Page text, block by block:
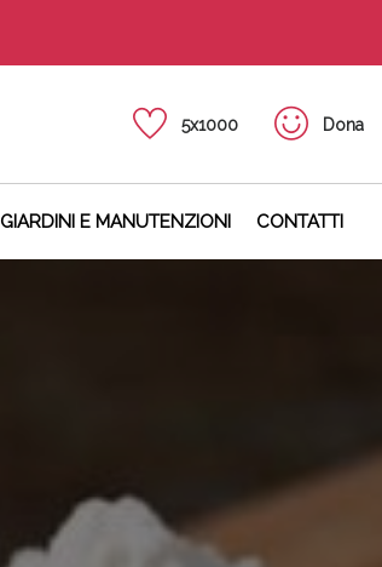
5x1000 Dona
GIARDINI E MANUTENZIONI CONTATTI